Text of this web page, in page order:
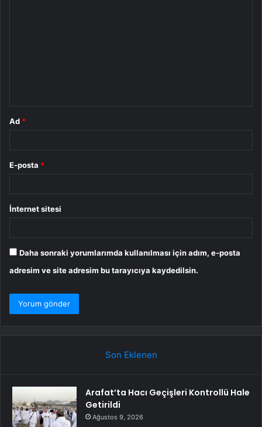
Ad *
E-posta *
İnternet sitesi
Daha sonraki yorumlarımda kullanılması için adım, e-posta
adresim ve site adresim bu tarayıcıya kaydedilsin.
Son Eklenen
Arafat’ta Hacı Geçişleri Kontrollü Hale
Getirildi
Ağustos 9, 2026